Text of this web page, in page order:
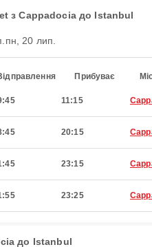
з Cappadocia до Istanbul
пн, 20 лип.
Прибуває
11:15
20:15
23:15
23:25
до Istanbul